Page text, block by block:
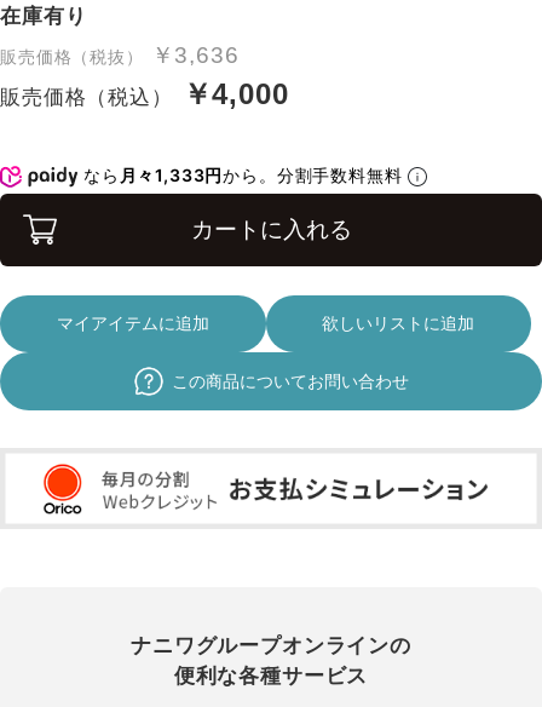
在庫有り
販売価格（税抜） ￥3,636
販売価格（税込） ￥4,000
なら 月々1,333円から。分割手数料無料
カートに入れる
マイアイテムに追加 欲しいリストに追加
この商品についてお問い合わせ
ナニワグループオンラインの
便利な各種サービス